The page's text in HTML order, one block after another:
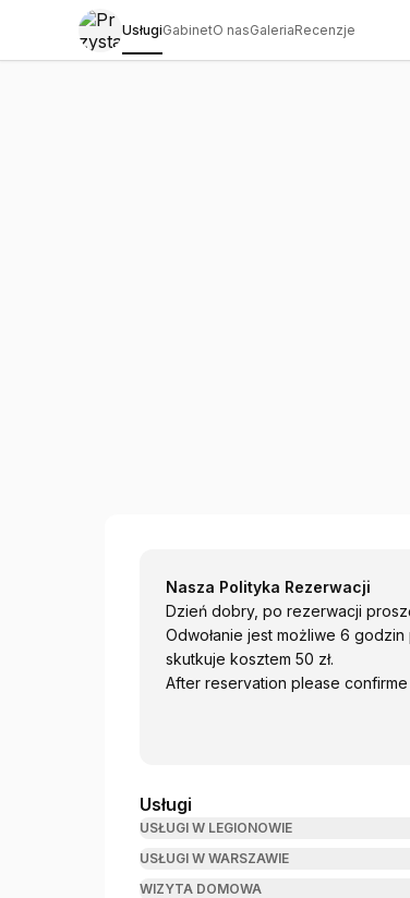
UsługiGabinetO nasGaleriaRecenzje
Nasza Polityka Rezerwacji
Dzień dobry, po rezerwacji
Odwołanie jest możliwe 6
skutkuje kosztem 50 zł.
After reservation please confirme
Usługi
USŁUGI W LEGIONOWIE
USŁUGI W WARSZAWIE
WIZYTA DOMOWA